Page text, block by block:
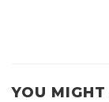
YOU